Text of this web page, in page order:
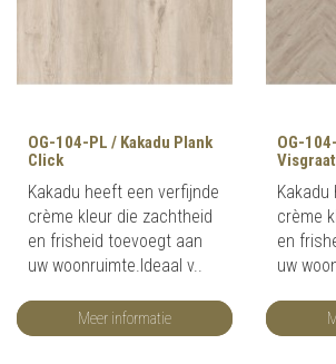
OG-104-PL / Kakadu Plank
Click
Kakadu heeft een verfijnde
crème kleur die zachtheid
en frisheid toevoegt aan
uw woonruimte.Ideaal v..
Meer informatie
OG-
crème
en
uw